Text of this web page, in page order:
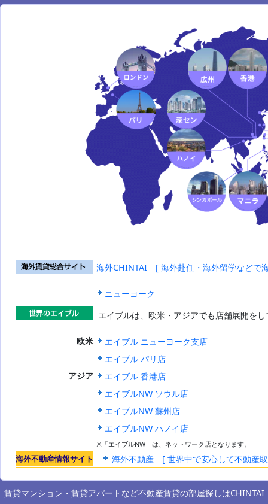
海外賃貸総合
海外CHINTAI [ 海外赴任・海外留学などで
ニューヨーク
エイブルは、欧米・アジアでも店舗展開を
欧米
エイブル ニューヨーク支店
エイブル パリ店
アジア
エイブル 香港店
エイブルNW ソウル店
エイブルNW 蘇州店
エイブルNW ハノイ店
※「エイブルNW」は、ネットワーク店となります。
海外不動産情報サイト 海外不動産 [ 世界中で安心して不動産
賃貸マンション・賃貸アパートなど不動産賃貸の部屋探しはCHINTAI